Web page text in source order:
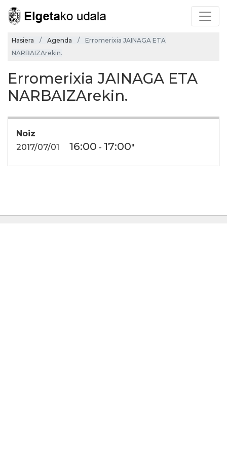
Hasiera Agenda
Erromerixia JAINAGA ETA
NARBAIZArekin.
Erromerixia JAINAGA ETA
NARBAIZArekin.
Noiz
2017/07/01
16:00 - 17:00"